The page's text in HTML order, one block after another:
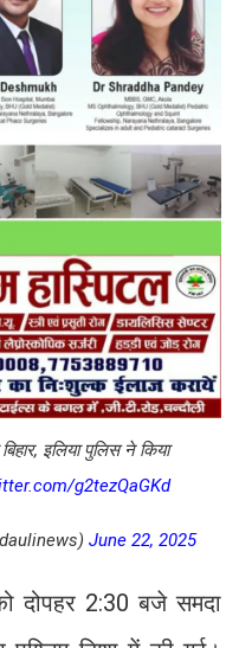
इलिया पुलिस ने किया
g2tezQaGKd
June 22, 2025
दोपहर 2:30 बजे समदा